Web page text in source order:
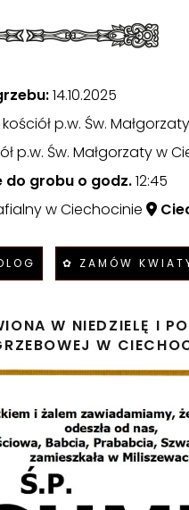
14.10.2025
kościół p.w. Św.
p.w. Św. Małgorzaty w
do grobu o godz.12:45
w Ciechocinie
✿ ZAMÓW
W NIEDZIELĘ I
W